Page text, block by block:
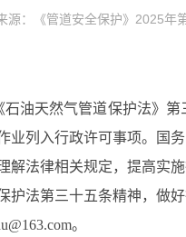
源：《管道安全保护》2025年
油天然气管道保护法》
业列入行政许可事项。国
解法律相关规定，提高实
护法第三十五条精神，做
。